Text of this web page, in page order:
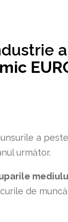
a
următor.
de